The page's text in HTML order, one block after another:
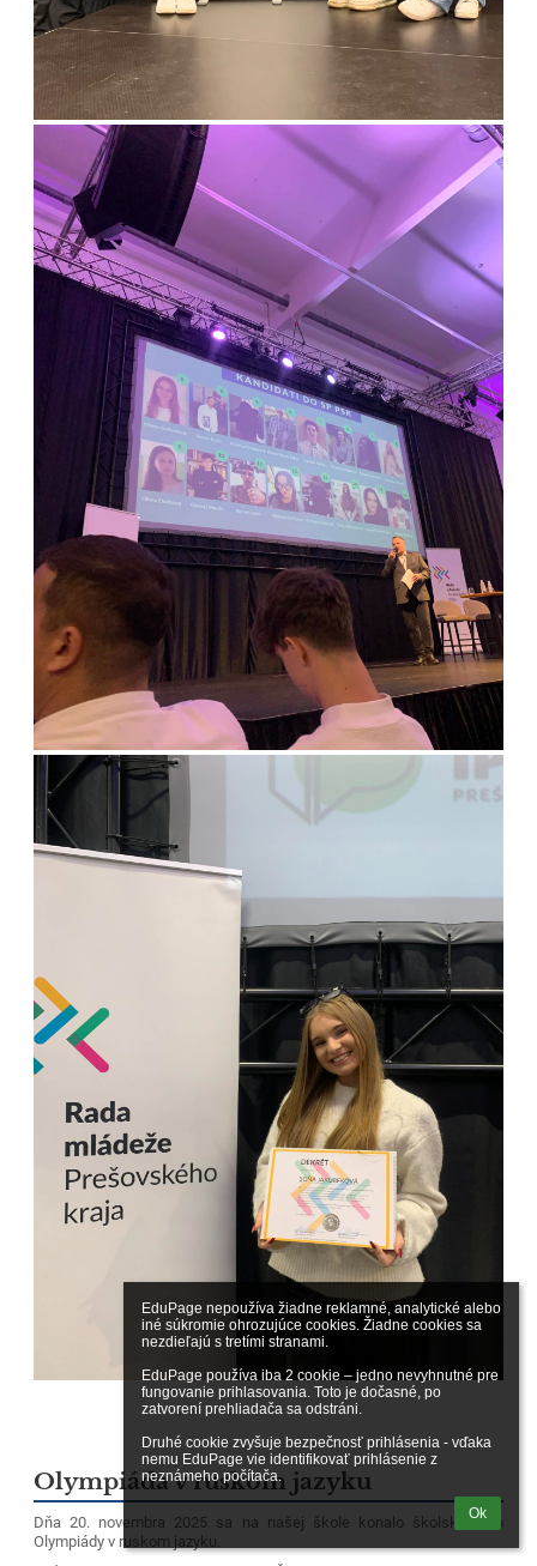
EduPage nepoužíva žiadne reklamné, analytické alebo
iné súkromie ohrozujúce cookies. Žiadne cookies sa
nezdieľajú s tretími stranami.
EduPage používa iba 2 cookie – jedno nevyhnutné pre
fungovanie prihlasovania. Toto je dočasné, po
zatvorení prehliadača sa odstráni.
Druhé cookie zvyšuje bezpečnosť prihlásenia - vďaka
nemu EduPage vie identifikovať prihlásenie z
neznámeho počítača.
Ok
Olympiáda v ruskom jazyku
Dňa 20. novembra 2025 sa na našej škole konalo školské kolo
Olympiády v ruskom jazyku.